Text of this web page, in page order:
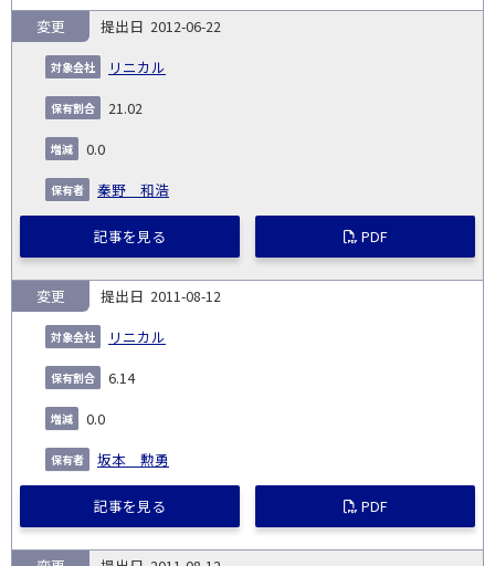
2012-06-22
リニカル
変更
21.02
0.0
秦野 和浩
記事を見る PDF
2011-08-12
リニカル
変更
6.14
0.0
坂本 勲勇
記事を見る PDF